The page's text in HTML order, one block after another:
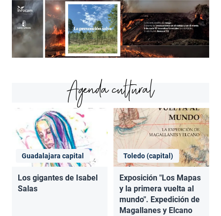
Agenda cultural
Guadalajara capital
Los gigantes de Isabel
Salas
Toledo (capital)
Exposición "Los Mapas
y la primera vuelta al
mundo". Expedición de
Magallanes y Elcano